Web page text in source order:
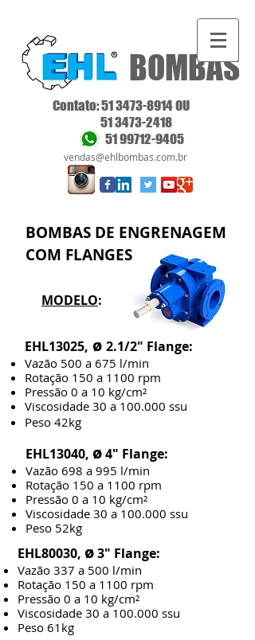
BOMBAS
Contato:51 3473-8914OU
51 3473-2418
51 99712-9405
vendas@ehlbombas.com.br
BOMBAS DE ENGRENAGEM
COM FLANGES
MODELO:
EHL13025, ø 2.1/2" Flange:
Vazão 500 a 675 l/min
Rotação 150 a 1100 rpm
Pressão 0 a 10 kg/cm²
Viscosidade 30 a 100.000 ssu
Peso 42kg
EHL13040, ​ø4" Flange:
Vazão 698 a 995 l/min
Rotação 150 a 1100 rpm
Pressão 0 a 10 kg/cm²
Viscosidade 30 a 100.000 ssu
Peso 52kg
EHL80030, ​ø3" Flange:
Vazão 337 a 500 l/min
Rotação 150 a 1100 rpm
Pressão 0 a 10 kg/cm²
Viscosidade 30 a 100.000 ssu
Peso 61 kg